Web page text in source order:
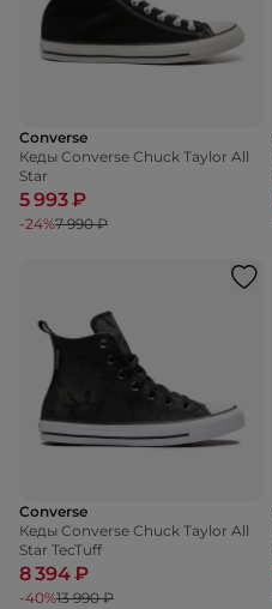
Converse
Кеды Converse Chuck Taylor All
Star
5 993 ₽
-24%7 990 ₽
Converse
Кеды Converse Chuck Taylor All
Star TecTuff
8 394 ₽
-40%13 990 ₽